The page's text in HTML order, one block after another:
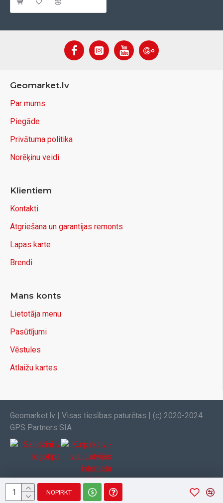
NOPIRKT
Geomarket.lv
Par mums
Piegāde
Privātuma politika
Norēķinu veidi
Klientiem
Kontakti
Atgriešana un garantijas remonts
Lapas karte
Brendi
Mans konts
Lietotāja menu
Pasūtījumi
Vēstules
Atlaižu kartes
Geomarket.lv | Visas tiesības paturētas | (c) 2020-2024
GPS Partners SIA